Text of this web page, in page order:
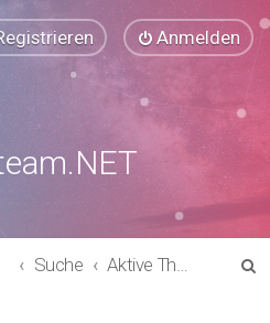
Anmelden
Suche Aktive Themen